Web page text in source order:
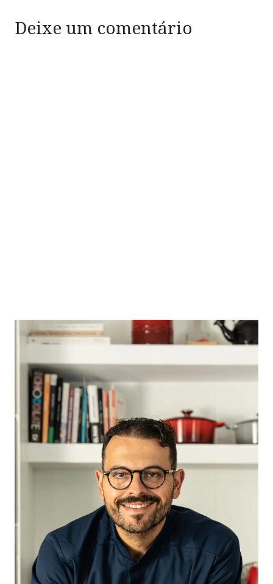
Deixe um comentário